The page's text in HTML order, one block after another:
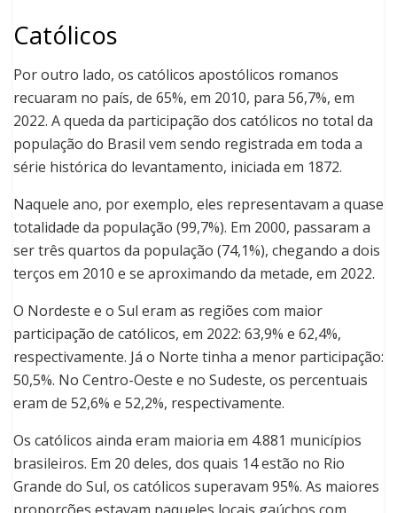
Católicos
Por outro lado, os católicos apostólicos romanos
recuaram no país, de 65%, em 2010, para 56,7%, em
2022. A queda da participação dos católicos no total da
população do Brasil vem sendo registrada em toda a
série histórica do levantamento, iniciada em 1872.
Naquele ano, por exemplo, eles representavam a quase
totalidade da população (99,7%). Em 2000, passaram a
ser três quartos da população (74,1%), chegando a dois
terços em 2010 e se aproximando da metade, em 2022.
O Nordeste e o Sul eram as regiões com maior
participação de católicos, em 2022: 63,9% e 62,4%,
respectivamente. Já o Norte tinha a menor participação:
50,5%. No Centro-Oeste e no Sudeste, os percentuais
eram de 52,6% e 52,2%, respectivamente.
Os católicos ainda eram maioria em 4.881 municípios
brasileiros. Em 20 deles, dos quais 14 estão no Rio
Grande do Sul, os católicos superavam 95%. As maiores